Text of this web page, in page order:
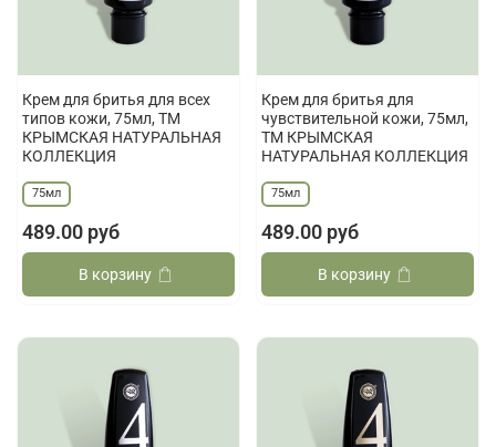
Крем для бритья для всех
типов кожи, 75мл, ТМ
КРЫМСКАЯ НАТУРАЛЬНАЯ
КОЛЛЕКЦИЯ
75мл
489.00 руб
В корзину
Крем для бритья для
чувствительной кожи, 75мл,
ТМ КРЫМСКАЯ
НАТУРАЛЬНАЯ КОЛЛЕКЦИЯ
75мл
489.00 руб
В корзину